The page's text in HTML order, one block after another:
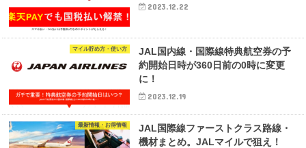
2023.12.22
マイル貯め方・使い方
JAL国内線・国際線特典航空券の予
約開始日時が360日前の0時に変更
に！
2023.12.19
最新情報・お得情報
JAL国際線ファーストクラス路線・
機材まとめ。JALマイルで狙え！